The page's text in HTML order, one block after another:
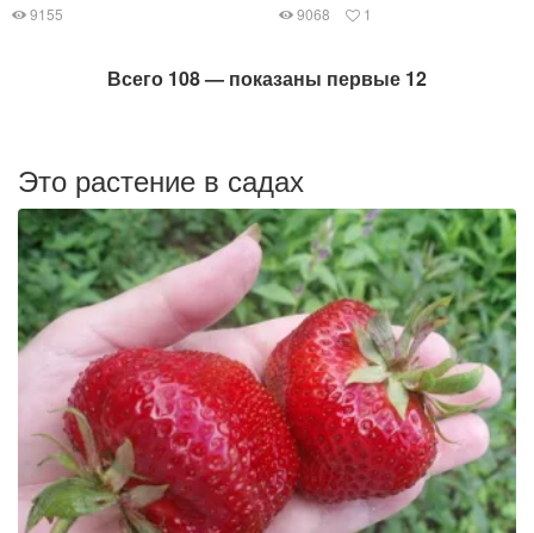
9155 9068 1
Всего 108 — показаны первые 12
Это растение в садах